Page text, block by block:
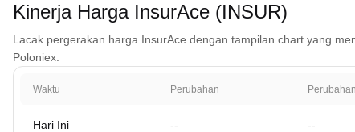
Kinerja Harga InsurAce (INSUR)
Lacak pergerakan harga InsurAce dengan tampilan chart yang
Poloniex.
Waktu Perubahan
Hari Ini -- --